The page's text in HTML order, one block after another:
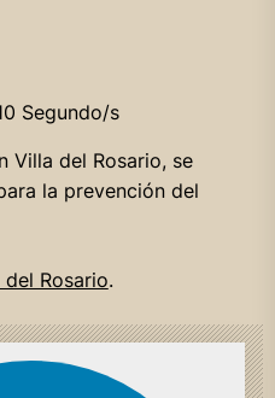
Segundo/s
Villa del Rosario, se
la prevención del
Rosario.